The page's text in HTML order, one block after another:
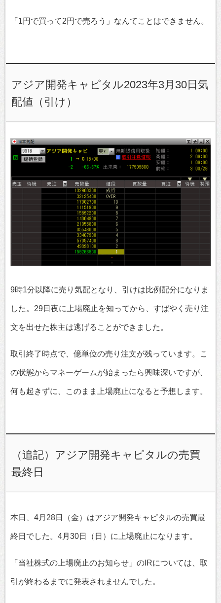
「1円で買って2円で売ろう」なんてことはできません。
アジア開発キャピタル2023年3月30日気
配値（引け）
9時1分以降に売り気配となり、引けは比例配分になりま
した。29日夜に上場廃止を知ってから、すばやく売り注
文を出せた株主は逃げることができました。
取引終了時点で、億単位の売り注文が残っています。こ
の状態からマネーゲームが始まったら興味深いですが、
何も起きずに、このまま上場廃止になると予想します。
（追記）アジア開発キャピタルの売買
最終日
本日、4月28日（金）はアジア開発キャピタルの売買最
終日でした。4月30日（日）に上場廃止になります。
「当社株式の上場廃止のお知らせ」のIRについては、取
引が終わるまでに発表されませんでした。